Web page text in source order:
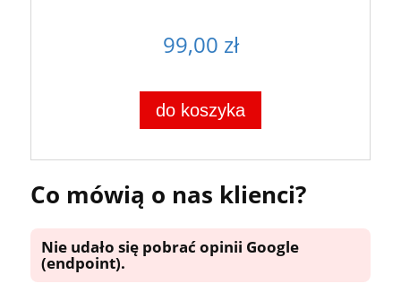
99,00 zł
do koszyka
Co mówią o nas klienci?
Nie udało się pobrać opinii Google
(endpoint).